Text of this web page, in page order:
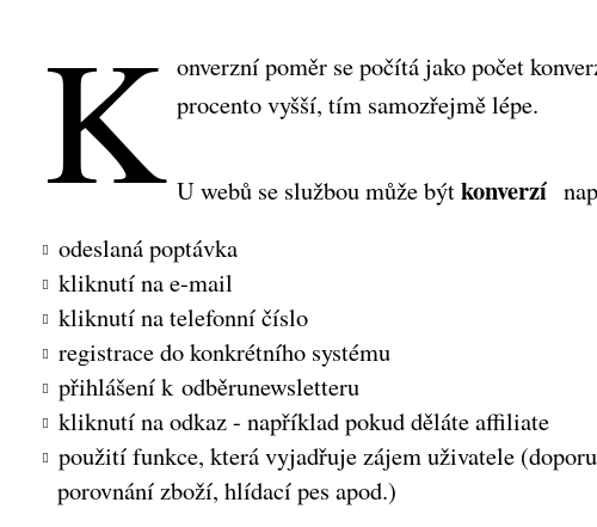
K onverzní poměr se počítá jakopočet
procento vyšší, tím samozřejmě lépe.
U webů se službou může býtkonverzí
odeslaná poptávka
kliknutí na e-mail
kliknutí na telefonní číslo
registrace do konkrétního systému
přihlášení k odběrunewsletteru
kliknutí na odkaz - například pokud děláte affiliate
použití funkce, která vyjadřuje zájem uživatele
porovnání zboží, hlídací pes apod.)